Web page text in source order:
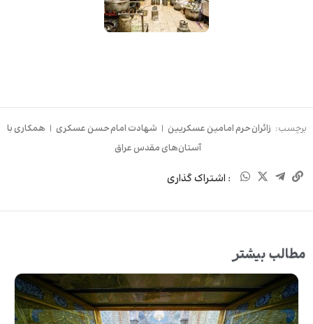
برچسب: زائران حرم امامین عسکریین | شهادت امام حسن عسکری | همکاری با
آستان‌های مقدس عراق
: اشتراک گذاری
مطالب بیشتر